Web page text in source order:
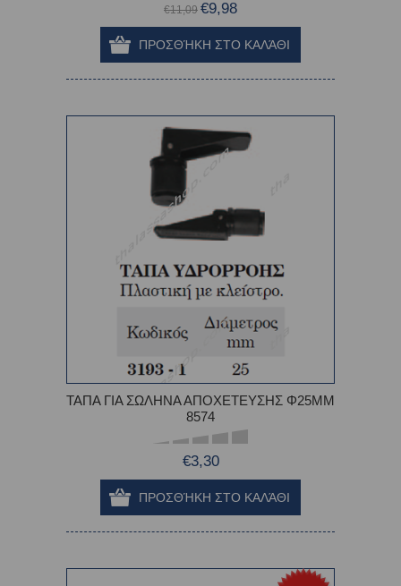
€11,09 €9,98
ΤΑΠΑ ΓΙΑ ΣΩΛΗΝΑ ΑΠΟΧΕΤΕΥΣΗΣ Φ25ΜΜ
8574
€3,30